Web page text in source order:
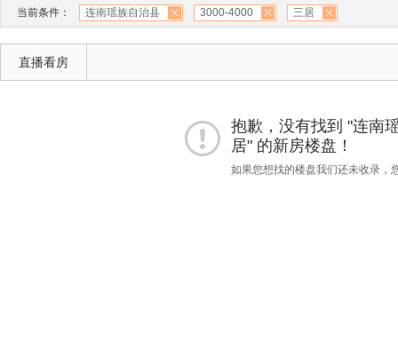
当前条件： 连南瑶族自治县 3000-4000 三居
直播看房
抱歉，没有找到 "连南
居" 的新房楼盘！
如果您想找的楼盘我们还未收录，